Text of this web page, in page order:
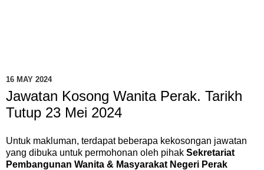
16 MAY 2024
Jawatan Kosong Wanita Perak. Tarikh
Tutup 23 Mei 2024
Untuk makluman, terdapat beberapa kekosongan jawatan
yang dibuka untuk permohonan oleh pihak Sekretariat
Pembangunan Wanita & Masyarakat Negeri Perak